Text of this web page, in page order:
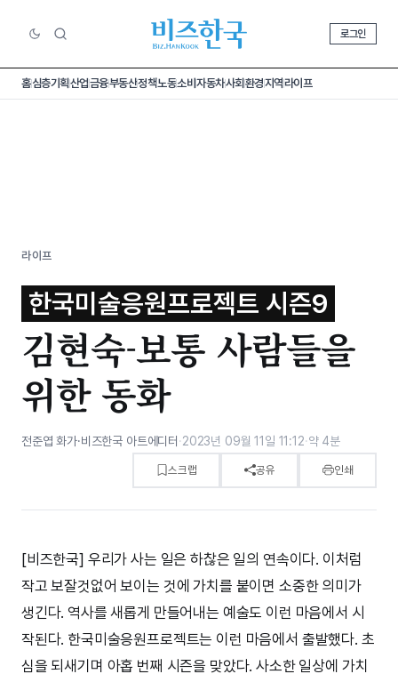
로그인
홈심층기획산업금융부동산정책노동소비 자동차사회환경지역라이프
라이프
한국미술응원프로젝트 시즌9
김현숙-보통 사람들을
위한 동화
전준엽 화가·비즈한국 아트에디터 ·2023년 09월 11일 11:12·약 4분
스크랩 공유 인쇄
[비즈한국] 우리가 사는 일은 하찮은 일의 연속이다. 이처럼
작고 보잘것없어 보이는 것에 가치를 붙이면 소중한 의미가
생긴다. 역사를 새롭게 만들어내는 예술도 이런 마음에서 시
작된다. 한국미술응원프로젝트는 이런 마음에서 출발했다. 초
심을 되새기며 아홉 번째 시즌을 맞았다. 사소한 일상에 가치